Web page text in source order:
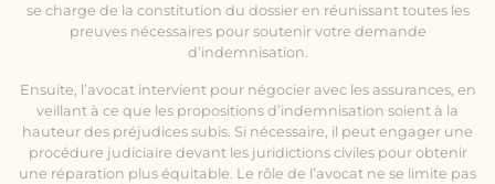
se charge de la constitution du dossier en réunissant toutes les
preuves nécessaires pour soutenir votre demande
d’indemnisation.
Ensuite, l’avocat intervient pour négocier avec les assurances, en
veillant à ce que les propositions d’indemnisation soient à la
hauteur des préjudices subis. Si nécessaire, il peut engager une
procédure judiciaire devant les juridictions civiles pour obtenir
une réparation plus équitable. Le rôle de l’avocat ne se limite pas